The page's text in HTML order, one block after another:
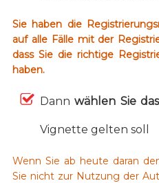
Sie haben die
auf alle Fälle mit der
dass Sie die richtige
haben.
Dannwählen Sie
Vignette gelten soll
Wenn Sie ab heute daran
Sie nicht zur Nutzung der